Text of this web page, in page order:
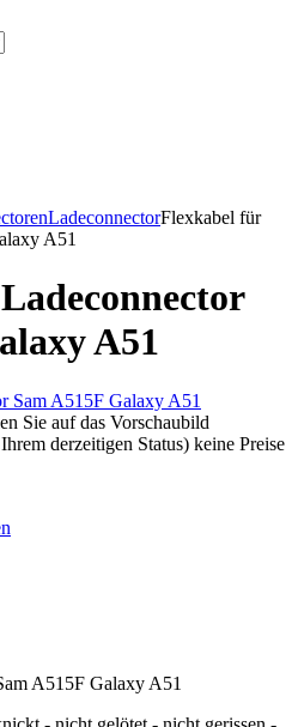
LadeconnectorFlexkabel für
A51
A51
Sie auf das Vorschaubild
derzeitigen Status) keine Preise
A515F Galaxy A51